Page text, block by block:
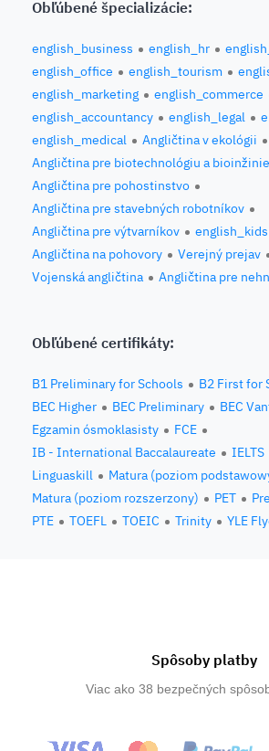
Obľúbené špecializácie:
english_business english_hr
english_office
english_tourism
english_marketing
english_commerce
english_accountancy
english_legal
english_medical
Angličtina v ekológii
Angličtina pre biotechnológiu a
Angličtina pre pohostinstvo
Angličtina pre stavebných robotníkov
Angličtina pre výtvarníkov
english_kids
Angličtina na pohovory
Verejný prejav
Vojenská angličtina
Angličtina pre
Obľúbené certifikáty:
B1 Preliminary for Schools
B2 First for
BEC Higher
BEC Preliminary BEC
Egzamin ósmoklasisty
FCE
IB - International Baccalaureate
IELTS
Linguaskill
Matura (poziom
Matura (poziom rozszerzony)
PET
PTE
TOEFL TOEIC Trinity YLE
Spôsoby platby
Viac ako 38 bezpečných